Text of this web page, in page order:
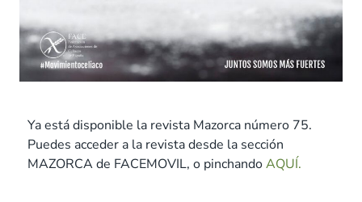
Ya está disponible la revista Mazorca número 75.
Puedes acceder a la revista desde la sección
MAZORCA de FACEMOVIL, o pinchandoAQUÍ.